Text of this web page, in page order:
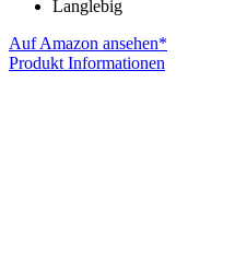
Langlebig
Auf Amazon ansehen*
Produkt Informationen